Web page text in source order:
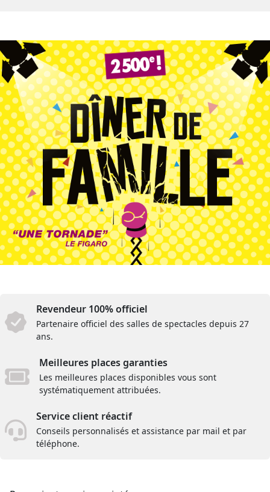
Revendeur 100% officiel
Partenaire officiel des salles de spectacles depuis 27
ans.
Meilleures places garanties
Les meilleures places disponibles vous sont
systématiquement attribuées.
Service client réactif
Conseils personnalisés et assistance par mail et par
téléphone.